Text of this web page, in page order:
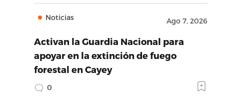
Noticias Ago 7, 2026
Activan la Guardia Nacional para
apoyar en la extinción de fuego
forestal en Cayey
0